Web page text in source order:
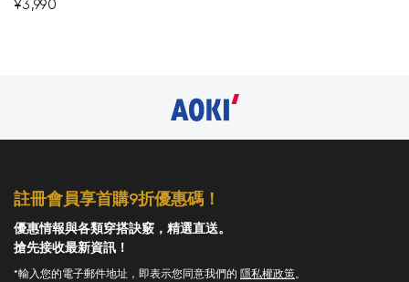
¥3,990
註冊會員享首購9折優惠碼！
優惠情報與各類穿搭訣竅，精選直送。
搶先接收最新資訊！
*輸入您的電子郵件地址，即表示您同意我們的 隱私權政策。